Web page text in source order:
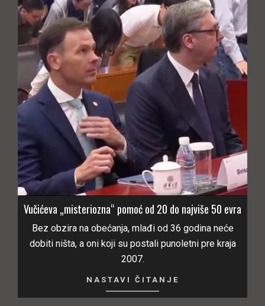
Vučićeva „misteriozna“ pomoć od 20 do najviše 50 evra
Bez obzira na obećanja, mlađi od 36 godina neće
dobiti ništa, a oni koji su postali punoletni pre kraja
2007.
NASTAVI ČITANJE